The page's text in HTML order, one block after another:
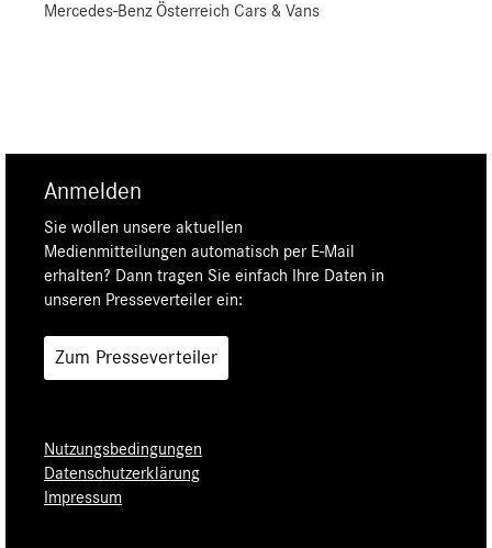
Mercedes-Benz Österreich Cars & Vans
Anmelden
Sie wollen unsere aktuellen
Medienmitteilungen automatisch per E-Mail
erhalten? Dann tragen Sie einfach Ihre Daten in
unseren Presseverteiler ein:
Zum Presseverteiler
Nutzungsbedingungen
Datenschutzerklärung
Impressum